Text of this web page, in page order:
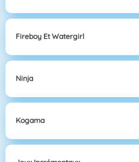
Fireboy Et Watergirl
Ninja
Kogama